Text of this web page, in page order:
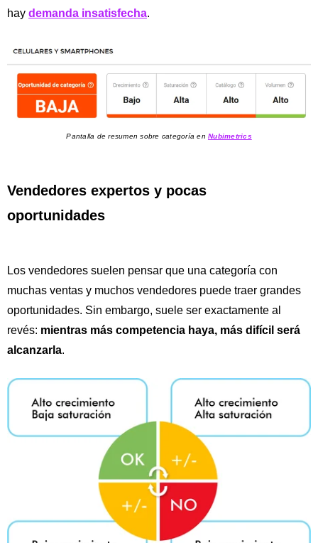
hay demanda insatisfecha.
Pantalla de resumen sobre categoría en Nubimetrics
Vendedores expertos y pocas
oportunidades
Los vendedores suelen pensar que una categoría con
muchas ventas y muchos vendedores puede traer grandes
oportunidades. Sin embargo, suele ser exactamente al
revés: mientras más competencia haya, más difícil será
alcanzarla.